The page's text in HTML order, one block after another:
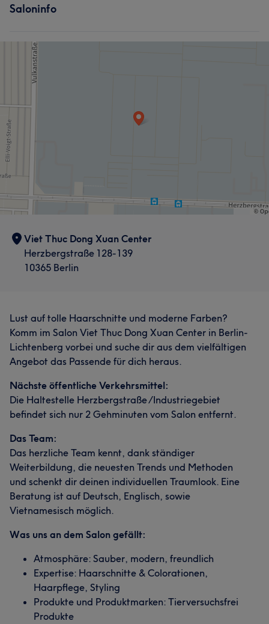
Saloninfo
Viet Thuc Dong Xuan Center
Herzbergstraße 128-139
10365 Berlin
Lust auf tolle Haarschnitte und moderne Farben?
Komm im Salon Viet Thuc Dong Xuan Center in Berlin-
Lichtenberg vorbei und suche dir aus dem vielfältigen
Angebot das Passende für dich heraus.
Nächste öffentliche Verkehrsmittel:
Die Haltestelle Herzbergstraße /Industriegebiet
befindet sich nur 2 Gehminuten vom Salon entfernt.
Das Team:
Das herzliche Team kennt, dank ständiger
Weiterbildung, die neuesten Trends und Methoden
und schenkt dir deinen individuellen Traumlook. Eine
Beratung ist auf Deutsch, Englisch, sowie
Vietnamesisch möglich.
Was uns an dem Salon gefällt:
Atmosphäre: Sauber, modern, freundlich
Expertise: Haarschnitte & Colorationen,
Haarpflege, Styling
Produkte und Produktmarken: Tierversuchsfrei
Produkte